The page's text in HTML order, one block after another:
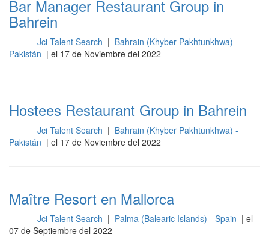
Bar Manager Restaurant Group in
Bahrein
Jci Talent Search | Bahrain (Khyber Pakhtunkhwa) -
Pakistán | el 17 de Noviembre del 2022
Hostees Restaurant Group in Bahrein
Jci Talent Search | Bahrain (Khyber Pakhtunkhwa) -
Pakistán | el 17 de Noviembre del 2022
Maître Resort en Mallorca
Jci Talent Search | Palma (Balearic Islands) - Spain | el
07 de Septiembre del 2022